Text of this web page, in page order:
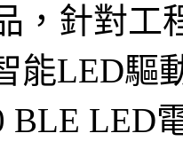
，針對工
能LED驅
BLE LED